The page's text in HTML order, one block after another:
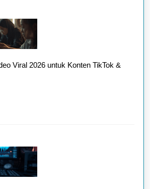
Viral 2026 untuk Konten TikTok &